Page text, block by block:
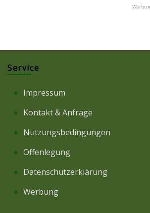
Service
Impressum
Kontakt & Anfrage
Nutzungsbedingungen
Offenlegung
Datenschutzerklärung
Werbung